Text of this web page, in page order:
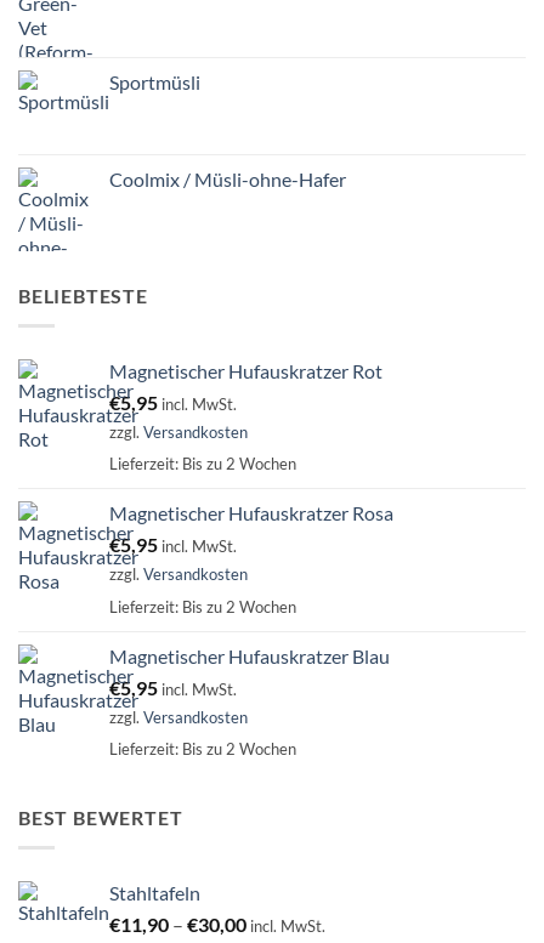
Sportmüsli
Coolmix / Müsli-ohne-Hafer
BELIEBTESTE
Magnetischer Hufauskratzer Rot
€5,95 incl. MwSt.
zzgl. Versandkosten
Lieferzeit: Bis zu 2 Wochen
Magnetischer Hufauskratzer Rosa
€5,95 incl. MwSt.
zzgl. Versandkosten
Lieferzeit: Bis zu 2 Wochen
Magnetischer Hufauskratzer Blau
€5,95 incl. MwSt.
zzgl. Versandkosten
Lieferzeit: Bis zu 2 Wochen
BEST BEWERTET
Stahltafeln
€11,90 – €30,00 incl. MwSt.